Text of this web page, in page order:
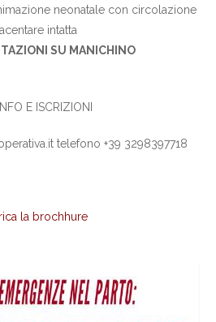
neonatale con circolazione
intatta
SU MANICHINO
E ISCRIZIONI
telefono +39 3298397718
la brochhure